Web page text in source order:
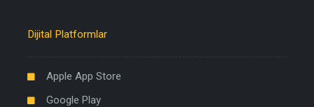
Dijital Platformlar
Apple App Store
Google Play